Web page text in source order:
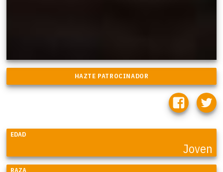
EDAD
Joven